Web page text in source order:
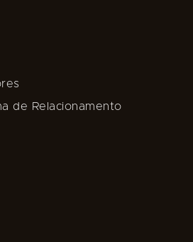
de Relacionamento